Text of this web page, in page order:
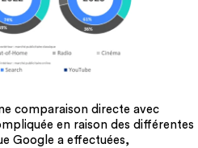
comparaison directe avec
en raison des différentes
Google a effectuées,